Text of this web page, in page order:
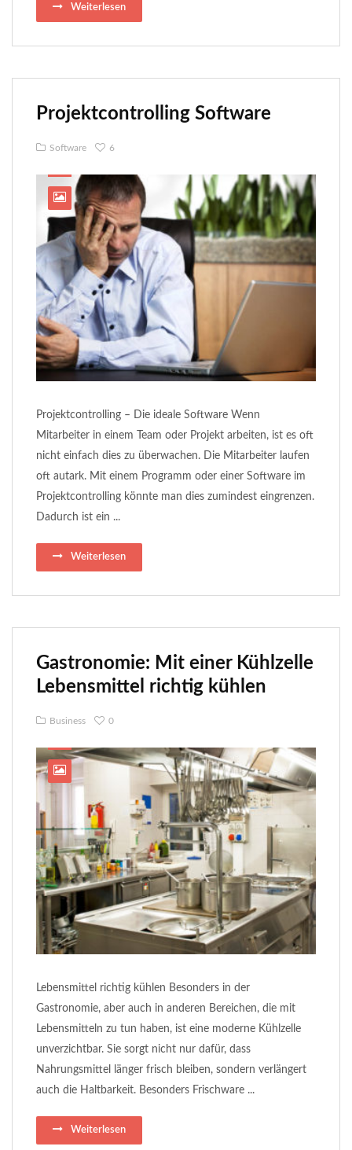
Weiterlesen
Projektcontrolling Software
Software 6
Projektcontrolling – Die ideale Software Wenn
Mitarbeiter in einem Team oder Projekt arbeiten, ist es oft
nicht einfach dies zu überwachen. Die Mitarbeiter laufen
oft autark. Mit einem Programm oder einer Software im
Projektcontrolling könnte man dies zumindest eingrenzen.
Dadurch ist ein ...
Weiterlesen
Gastronomie: Mit einer Kühlzelle
Lebensmittel richtig kühlen
Business 0
Lebensmittel richtig kühlen Besonders in der
Gastronomie, aber auch in anderen Bereichen, die mit
Lebensmitteln zu tun haben, ist eine moderne Kühlzelle
unverzichtbar. Sie sorgt nicht nur dafür, dass
Nahrungsmittel länger frisch bleiben, sondern verlängert
auch die Haltbarkeit. Besonders Frischware ...
Weiterlesen